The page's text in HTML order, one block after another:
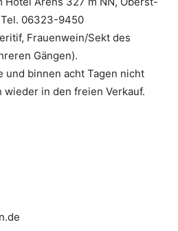
06323-9450
Frauenwein/Sekt des
Gängen).
und binnen acht Tagen nicht
in den freien Verkauf.